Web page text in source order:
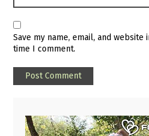
Save my name, email, and
time I comment.